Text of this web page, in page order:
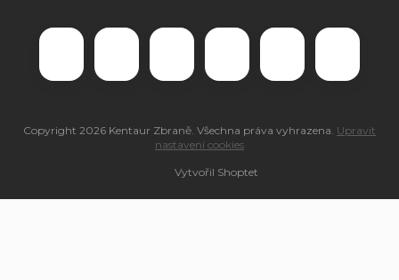
Vytvořil Shoptet
Copyright 2026 Kentaur Zbraně . Všechna práva vyhrazena. Upravit
nastavení cookies